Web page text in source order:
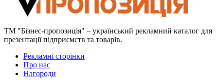
ТМ "Бізнес-пропозиція" – український рекламний каталог для
презентації підприємств та товарів.
Рекламні сторінки
Про нас
Нагороди